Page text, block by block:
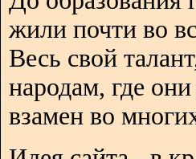
жили почти во
Весь свой
народам, где
взамен во